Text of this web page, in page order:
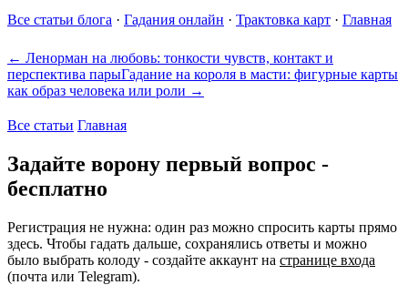
Все статьи блога · Гадания онлайн · Трактовка карт · Главная
← Ленорман на любовь: тонкости чувств, контакт и
перспектива парыГадание на короля в масти: фигурные карты
как образ человека или роли →
Все статьи Главная
Задайте ворону первый вопрос -
бесплатно
Регистрация не нужна: один раз можно спросить карты прямо
здесь. Чтобы гадать дальше, сохранялись ответы и можно
было выбрать колоду - создайте аккаунт на странице входа
(почта или Telegram).